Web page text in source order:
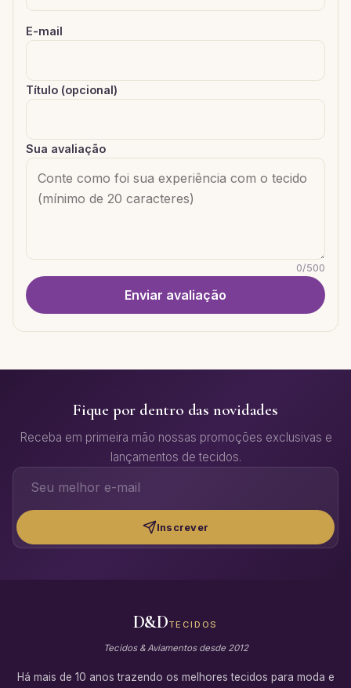
E-mail
Título (opcional)
Sua avaliação
0/500
Enviar avaliação
Fique por dentro das novidades
Receba em primeira mão nossas promoções exclusivas e
lançamentos de tecidos.
Inscrever
D&DTECIDOS
Tecidos & Aviamentos desde 2012
Há mais de 10 anos trazendo os melhores tecidos para moda e